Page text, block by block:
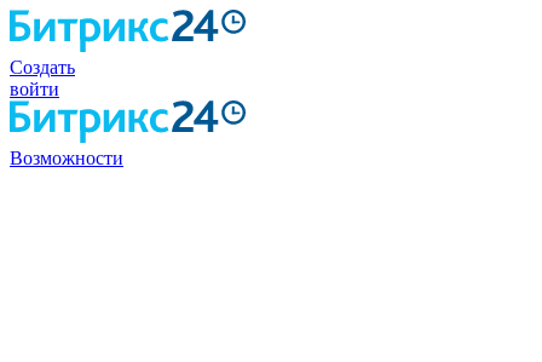
Создать
войти
Возможности